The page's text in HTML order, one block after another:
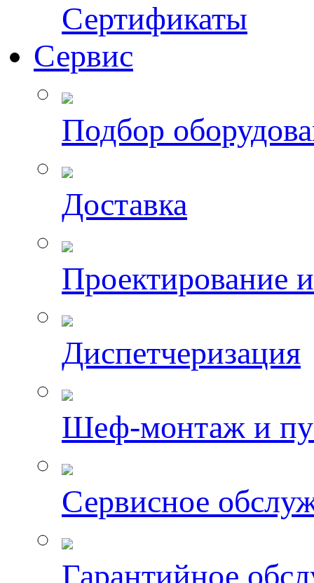
Сертификаты
Сервис
Подбор
Доставка
Проектирование
Диспетчеризация
Шеф-монтаж и
Сервисное
Гарантийное